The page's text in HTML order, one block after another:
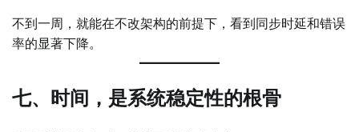
不到一周，就能在不改架构的前提下，看到同步时延和错误
率的显著下降。
七、时间，是系统稳定性的根骨